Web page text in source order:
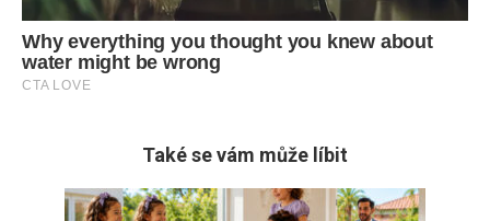
Také se vám může líbit